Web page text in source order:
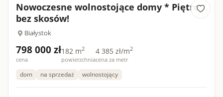
Nowoczesne wolnostojące domy * Piętro
bez skosów!
Białystok
798 000 zł
cena
182 m2
powierzchnia
4 385 zł/m2
cena za metr
dom na sprzedaż wolnostojący